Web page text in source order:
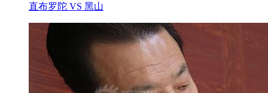
直布罗陀 VS 黑山